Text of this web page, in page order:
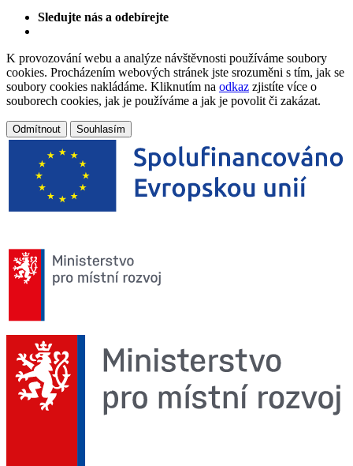
Sledujte nás a odebírejte
K provozování webu a analýze návštěvnosti používáme soubory
cookies. Procházením webových stránek jste srozuměni s tím, jak se
soubory cookies nakládáme. Kliknutím na odkaz zjistíte více o
souborech cookies, jak je používáme a jak je povolit či zakázat.
Odmítnout Souhlasím